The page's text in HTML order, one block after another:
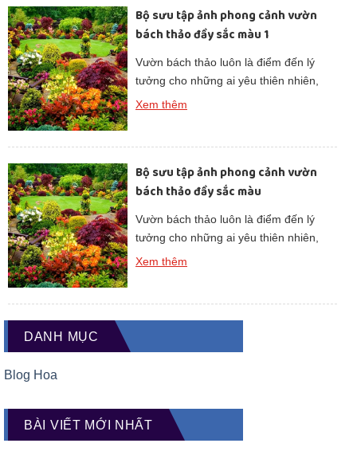
cảm hứng cho lối sống xanh và hòa
hợp với […]
Bộ sưu tập ảnh phong cảnh vườn
bách thảo đầy sắc màu 1
Vườn bách thảo luôn là điểm đến lý
tưởng cho những ai yêu thiên nhiên,
tìm kiếm không gian xanh để thư giãn.
cảm hứng cho lối sống xanh và hòa
hợp với […]
Xem thêm
Bộ sưu tập ảnh phong cảnh vườn
bách thảo đầy sắc màu
Vườn bách thảo luôn là điểm đến lý
tưởng cho những ai yêu thiên nhiên,
tìm kiếm không gian xanh để thư giãn.
Xem thêm
DANH MỤC
Blog Hoa
BÀI VIẾT MỚI NHẤT